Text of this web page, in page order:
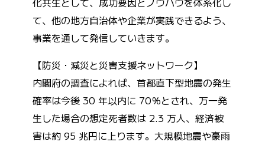
て、他の地方自治体や企業が実践できるよう、
事業を通して発信していきます。
【防災・減災と災害支援ネットワーク】
内閣府の調査によれば、首都直下型地震の発生
確率は今後 30 年以内に 70％とされ、万一発
生した場合の想定死者数は 2.3 万人、経済被
害は約 95 兆円に上ります。大規模地震や豪雨